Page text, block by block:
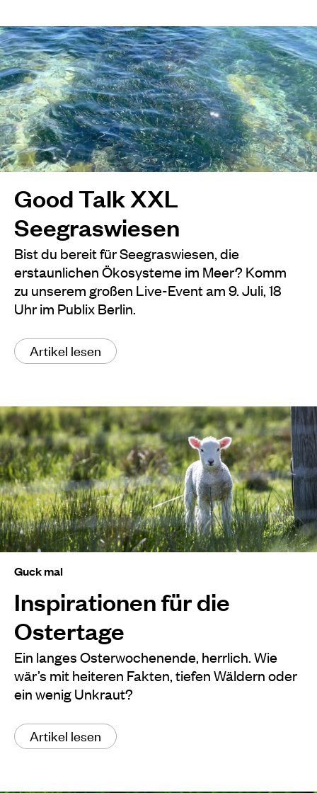
Good Talk XXL
Seegraswiesen
Bist du bereit für Seegraswiesen, die
erstaunlichen Ökosysteme im Meer? Komm
zu unserem großen Live-Event am 9. Juli, 18
Uhr im Publix Berlin.
Artikel lesen
Guck mal
Inspirationen für die
Ostertage
Ein langes Osterwochenende, herrlich. Wie
wär’s mit heiteren Fakten, tiefen Wäldern oder
ein wenig Unkraut?
Artikel lesen